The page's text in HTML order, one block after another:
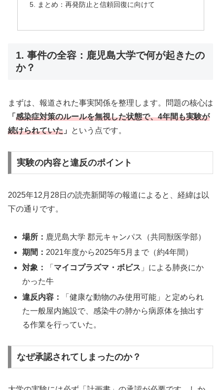
まとめ：再発防止と信頼回復に向けて
1. 事件の全容：鹿児島大学で何が起きたの
か？
まずは、報道された事実関係を整理します。問題の核心は
「 感染症対策のルールを無視した状態で、4年間も実験が
続けられていた 」 という点です。
実験の内容と違反のポイント
2025年12月28日の読売新聞等の報道によると、経緯は以
下の通りです。
場所： 鹿児島大学 郡元キャンパス（共同獣医学部）
期間： 2021年度から2025年5月まで（約4年間）
対象：
「 マイコプラズマ・ボビス 」による肺炎にか
かった牛
違反内容：
「健康な動物のみ使用可能」と定められ
た一般屋内施設で、感染牛の肺から病原体を抽出す
る作業を行っていた。
なぜ承認されてしまったのか？